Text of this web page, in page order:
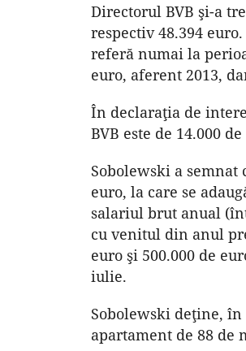
Directorul BVB şi-a
respectiv 48.394
referă numai la
euro, aferent 2013,
În declaraţia de
BVB este de 14.000
Sobolewski a
euro, la care se
salariul brut anual
cu venitul din anul
euro şi 500.000 de
iulie.
Sobolewski deţine,
apartament de 88 de